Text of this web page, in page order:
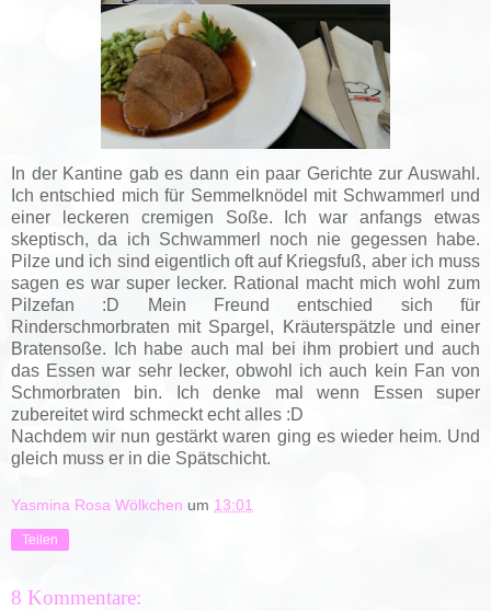
In der Kantine gab es dann ein paar Gerichte zur Auswahl.
Ich entschied mich für Semmelknödel mit Schwammerl und
einer leckeren cremigen Soße. Ich war anfangs etwas
skeptisch, da ich Schwammerl noch nie gegessen habe.
Pilze und ich sind eigentlich oft auf Kriegsfuß, aber ich muss
sagen es war super lecker. Rational macht mich wohl zum
Pilzefan :D Mein Freund entschied sich für
Rinderschmorbraten mit Spargel, Kräuterspätzle und einer
Bratensoße. Ich habe auch mal bei ihm probiert und auch
das Essen war sehr lecker, obwohl ich auch kein Fan von
Schmorbraten bin. Ich denke mal wenn Essen super
zubereitet wird schmeckt echt alles :D
Nachdem wir nun gestärkt waren ging es wieder heim. Und
gleich muss er in die Spätschicht.
Yasmina Rosa Wölkchen um 13:01
Teilen
8 Kommentare: